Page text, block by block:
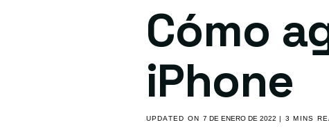
Cómo
iPhone
UPDATED ON 7 DE ENERO DE 2022 | 3 MINS